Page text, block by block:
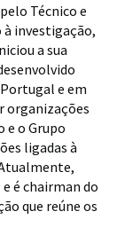
Técnico e
investigação,
a sua
e em
organizações
e o Grupo
ligadas à
é chairman do
que reúne os